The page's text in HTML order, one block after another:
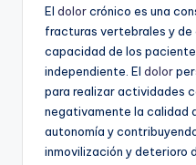
El dolorcrónico es una
fracturas vertebrales y de
capacidad de los
independiente. El dolor
para realizar actividades
negativamente la calidad
autonomía y
inmovilización y deterioro